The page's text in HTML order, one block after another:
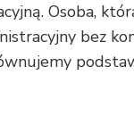
Osoba,
bez